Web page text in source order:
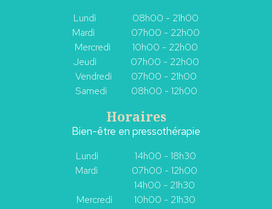
Lundi 08h00 - 21h00
Mardi 07h00 - 22h00
Mercredi 10h00 - 22h00
Jeudi 07h00 - 22h00
Vendredi 07h00 - 21h00
Samedi 08h00 - 12h00
Horaires
Bien-être en pressothérapie
Lundi 14h00 - 18h30
Mardi 07h00 - 12h00
14h00 - 21h30
Mercredi 10h00 - 21h30